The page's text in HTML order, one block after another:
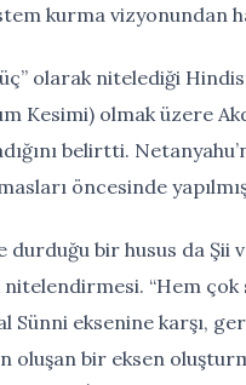
kurma vizyonundan
olarak nitelediği
Kesimi) olmak üzere
belirtti.
öncesinde
bir husus da Şii
“Hem
Sünni eksenine karşı,
bir eksen